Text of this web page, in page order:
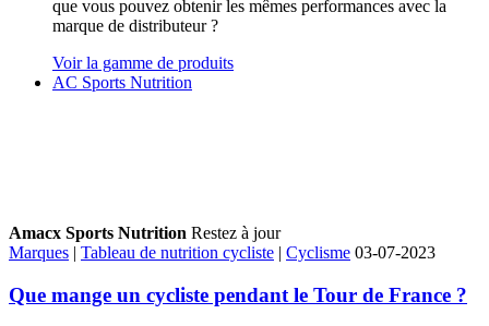
que vous pouvez obtenir les mêmes performances avec la
marque de distributeur ?
Voir la gamme de produits
AC Sports Nutrition
Amacx Sports Nutrition Restez à jour
Marques | Tableau de nutrition cycliste | Cyclisme 03-07-2023
Que mange un cycliste pendant le Tour de France ?